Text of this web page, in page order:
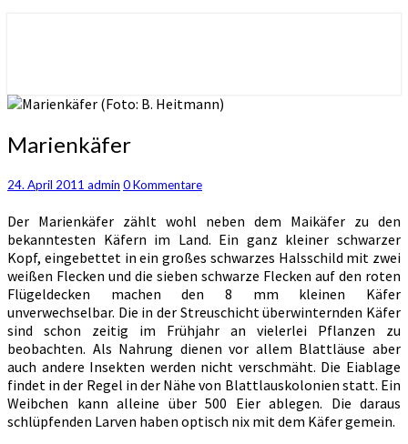
Marienkäfer
Marienkäfer
24. April 2011 admin Kommentare
0 Kommentare
Der Marienkäfer zählt wohl neben dem Maikäfer zu den
bekanntesten Käfern im Land. Ein ganz kleiner schwarzer
Kopf, eingebettet in ein großes schwarzes Halsschild mit zwei
weißen Flecken und die sieben schwarze Flecken auf den roten
Flügeldecken machen den 8 mm kleinen Käfer
unverwechselbar. Die in der Streuschicht überwinternden Käfer
sind schon zeitig im Frühjahr an vielerlei Pflanzen zu
beobachten. Als Nahrung dienen vor allem Blattläuse aber
auch andere Insekten werden nicht verschmäht. Die Eiablage
findet in der Regel in der Nähe von Blattlauskolonien statt. Ein
Weibchen kann alleine über 500 Eier ablegen. Die daraus
schlüpfenden Larven haben optisch nix mit dem Käfer gemein.